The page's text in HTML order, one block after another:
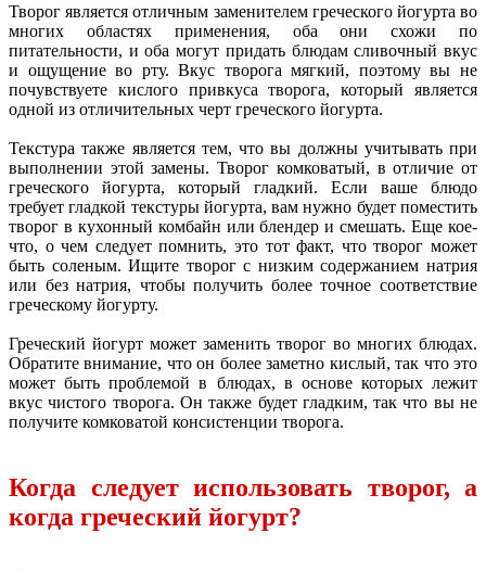
Творог является отличным заменителем греческого йогурта во
многих областях применения, оба они схожи по
питательности, и оба могут придать блюдам сливочный вкус
и ощущение во рту. Вкус творога мягкий, поэтому вы не
почувствуете кислого привкуса творога, который является
одной из отличительных черт греческого йогурта.
Текстура также является тем, что вы должны учитывать при
выполнении этой замены. Творог комковатый, в отличие от
греческого йогурта, который гладкий. Если ваше блюдо
требует гладкой текстуры йогурта, вам нужно будет поместить
творог в кухонный комбайн или блендер и смешать. Еще кое-
что, о чем следует помнить, это тот факт, что творог может
быть соленым. Ищите творог с низким содержанием натрия
или без натрия, чтобы получить более точное соответствие
греческому йогурту.
Греческий йогурт может заменить творог во многих блюдах.
Обратите внимание, что он более заметно кислый, так что это
может быть проблемой в блюдах, в основе которых лежит
вкус чистого творога. Он также будет гладким, так что вы не
получите комковатой консистенции творога.
Когда следует использовать творог, а
когда греческий йогурт?